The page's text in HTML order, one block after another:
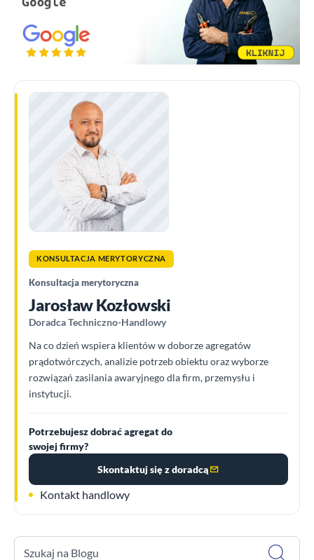
KONSULTACJA MERYTORYCZNA
Konsultacja merytoryczna
Jarosław Kozłowski
Doradca Techniczno-Handlowy
Na co dzień wspiera klientów w doborze agregatów
prądotwórczych, analizie potrzeb obiektu oraz wyborze
rozwiązań zasilania awaryjnego dla firm, przemysłu i
instytucji.
Potrzebujesz dobrać agregat do
swojej firmy?
Skontaktuj się z doradcą
Kontakt handlowy
Szukaj na Blogu